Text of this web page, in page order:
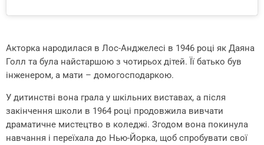
Акторка народилася в Лос-Анджелесі в 1946 році як Даяна
Голл та була найстаршою з чотирьох дітей. Її батько був
інженером, а мати – домогосподаркою.
У дитинстві вона грала у шкільних виставах, а після
закінчення школи в 1964 році продовжила вивчати
драматичне мистецтво в коледжі. Згодом вона покинула
навчання і переїхала до Нью-Йорка, щоб спробувати свої